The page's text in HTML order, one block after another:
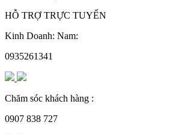
HỖ TRỢ TRỰC TUYẾN
Kinh Doanh: Nam:
0935261341
Chăm sóc khách hàng :
0907 838 727